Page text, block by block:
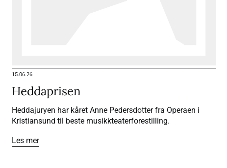
15.06.26
Heddaprisen
Heddajuryen har kåret Anne Pedersdotter fra Operaen i
Kristiansund til beste musikkteaterforestilling.
Les mer